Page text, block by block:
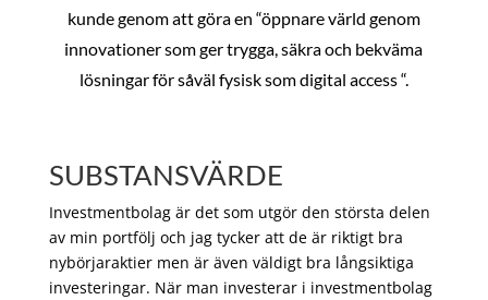
kunde genom att göra en “öppnare värld genom
innovationer som ger trygga, säkra och bekväma
lösningar för såväl fysisk som digital access “.
SUBSTANSVÄRDE
Investmentbolag är det som utgör den största delen
av min portfölj och jag tycker att de är riktigt bra
nybörjaraktier men är även väldigt bra långsiktiga
investeringar. När man investerar i investmentbolag